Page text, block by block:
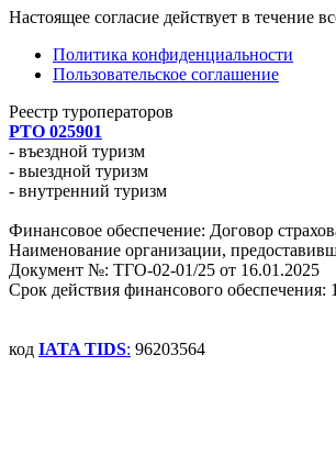
Настоящее согласие действует в течение
Политика конфиденциальности
Пользовательское соглашение
Реестр туроператоров
РТО 025901
- въездной туризм
- выездной туризм
- внутренний туризм
Финансовое обеспечение: Договор
Наименование организации,
Документ №: ТГО-02-01/25 от 16.01.2025
Срок действия финансового обеспечения:
код IATA TIDS: 96203564